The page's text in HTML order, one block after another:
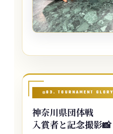
03. TOURNAMENT GLORY
神奈川県団体戦
入賞者と記念撮影📸